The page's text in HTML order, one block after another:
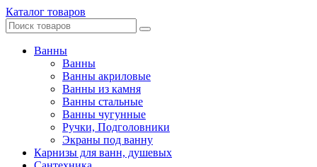
Каталог товаров
Ванны
Ванны
Ванны акриловые
Ванны из камня
Ванны стальные
Ванны чугунные
Ручки, Подголовники
Экраны под ванну
Карнизы для ванн, душевых